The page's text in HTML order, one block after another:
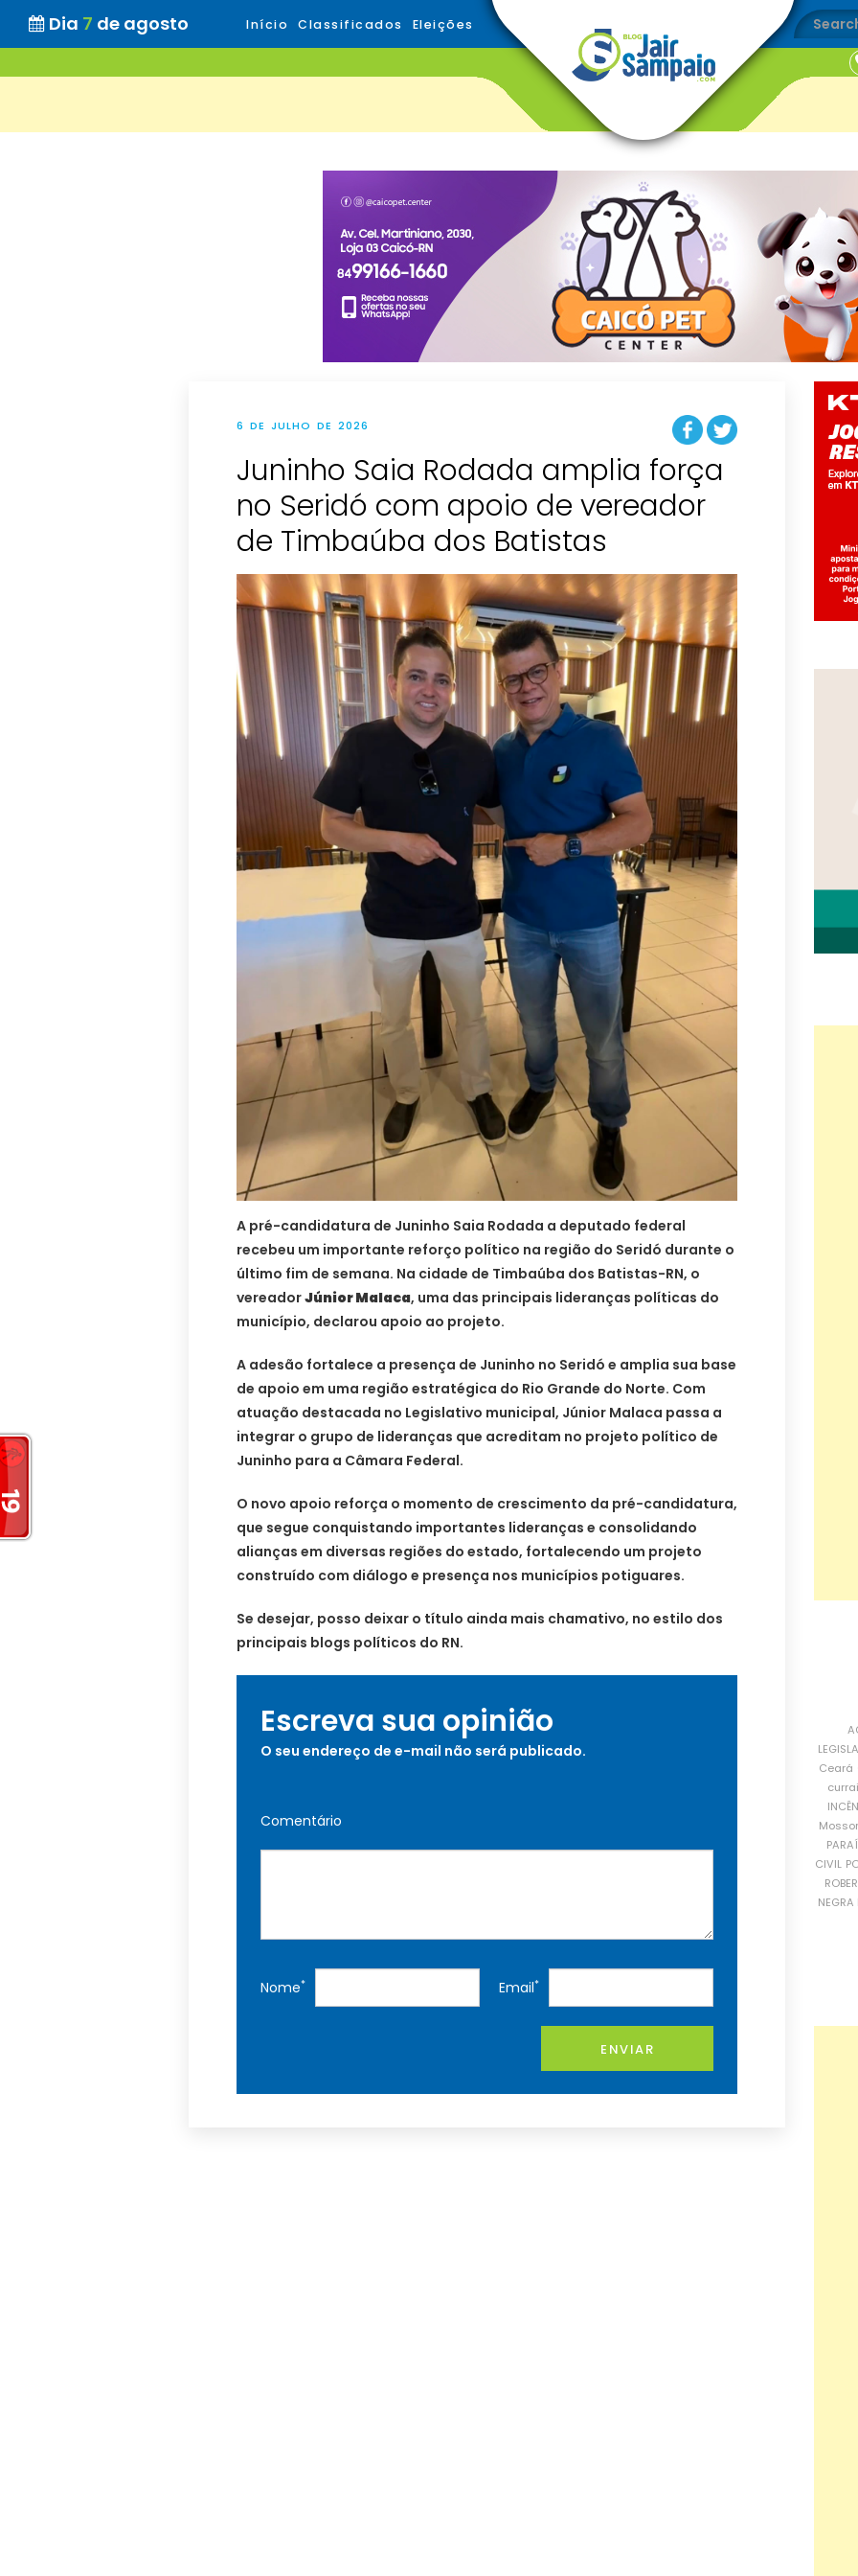
Dia 7 de agosto Início Classificados Eleições
6 DE JULHO DE 2026
Juninho Saia Rodada amplia força
no Seridó com apoio de vereador
de Timbaúba dos Batistas
A pré-candidatura de Juninho Saia Rodada a deputado federal
recebeu um importante reforço político na região do Seridó durante o
último fim de semana. Na cidade de Timbaúba dos Batistas-RN, o
vereadorJúnior Malaca, uma das principais lideranças políticas do
município, declarou apoio ao projeto.
A adesão fortalece a presença de Juninho no Seridó e amplia sua base
de apoio em uma região estratégica do Rio Grande do Norte. Com
atuação destacada no Legislativo municipal, Júnior Malaca passa a
integrar o grupo de lideranças que acreditam no projeto político de
Juninho para a Câmara Federal.
O novo apoio reforça o momento de crescimento da pré-candidatura,
que segue conquistando importantes lideranças e consolidando
alianças em diversas regiões do estado, fortalecendo um projeto
construído com diálogo e presença nos municípios potiguares.
Se desejar, posso deixar o título ainda mais chamativo, no estilo dos
principais blogs políticos do RN.
Escreva sua opinião
O seu endereço de e-mail não será publicado.
Comentário
Nome* Email*
ENVIAR
Ceará
CIVIL
NEGRA